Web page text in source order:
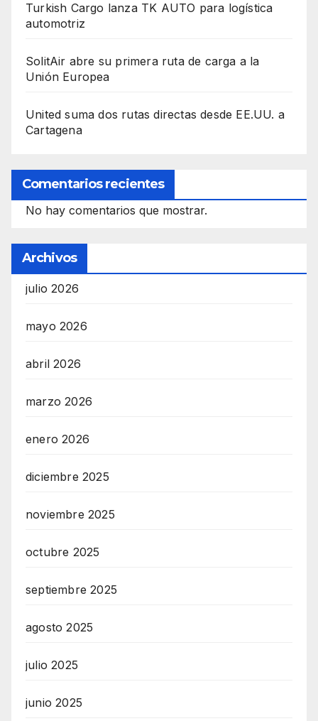
Turkish Cargo lanza TK AUTO para logística
automotriz
SolitAir abre su primera ruta de carga a la
Unión Europea
United suma dos rutas directas desde EE.UU. a
Cartagena
Comentarios recientes
No hay comentarios que mostrar.
Archivos
julio 2026
mayo 2026
abril 2026
marzo 2026
enero 2026
diciembre 2025
noviembre 2025
octubre 2025
septiembre 2025
agosto 2025
julio 2025
junio 2025